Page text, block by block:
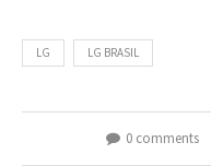
LG LG BRASIL
0 comments